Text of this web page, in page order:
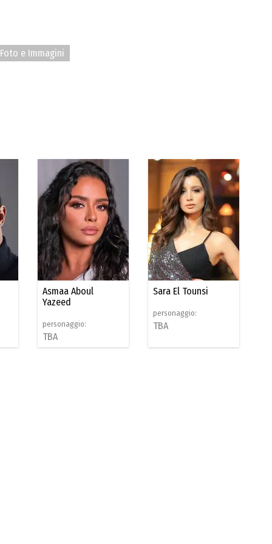
Foto e Immagini
Asmaa Aboul
Yazeed
personaggio:
TBA
Sara El Tounsi
personaggio:
TBA